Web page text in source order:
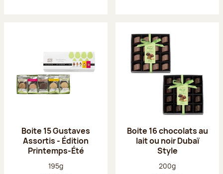
Boite 15 Gustaves
Assortis - Édition
Printemps-Été
Poids net :
195g
Boite 16 chocolats au
lait ou noir Dubaï
Style
Poids net :
200g